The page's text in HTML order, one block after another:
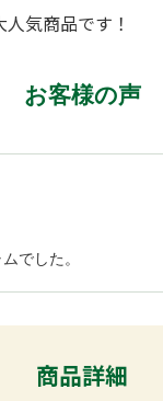
気商品です！
お客様の声
でした。
商品詳細